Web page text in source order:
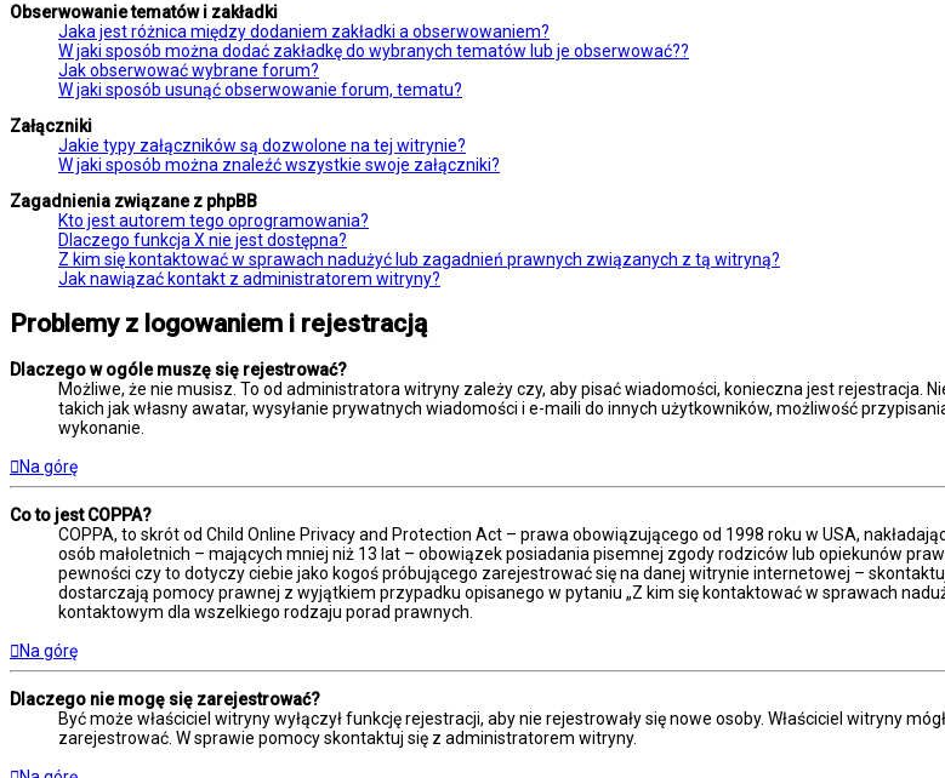
Obserwowanie tematów i zakładki
Jaka jest różnica między dodaniem zakładki a obserwowaniem?
W jaki sposób można dodać zakładkę do wybranych tematów lub je obserwować??
Jak obserwować wybrane forum?
W jaki sposób usunąć obserwowanie forum, tematu?
Załączniki
Jakie typy załączników są dozwolone na tej witrynie?
W jaki sposób można znaleźć wszystkie swoje załączniki?
Zagadnienia związane z phpBB
Kto jest autorem tego oprogramowania?
Dlaczego funkcja X nie jest dostępna?
Z kim się kontaktować w sprawach nadużyć lub zagadnień prawnych związanych z tą witryną?
Jak nawiązać kontakt z administratorem witryny?
Problemy z logowaniem i rejestracją
Dlaczego w ogóle muszę się rejestrować?
Możliwe, że nie musisz. To od administratora witryny zależy czy, aby pisać wiadomości, konieczna jest rejestracja.
takich jak własny awatar, wysyłanie prywatnych wiadomości i e-maili do innych użytkowników, możliwość
wykonanie.
Na górę
Co to jest COPPA?
COPPA, to skrót od Child Online Privacy and Protection Act – prawa obowiązującego od 1998 roku w USA,
osób małoletnich – mających mniej niż 13 lat – obowiązek posiadania pisemnej zgody rodziców lub opiekunów
pewności czy to dotyczy ciebie jako kogoś próbującego zarejestrować się na danej witrynie internetowej –
dostarczają pomocy prawnej z wyjątkiem przypadku opisanego w pytaniu „Z kim się kontaktować w sprawach
kontaktowym dla wszelkiego rodzaju porad prawnych.
Na górę
Dlaczego nie mogę się zarejestrować?
Być może właściciel witryny wyłączył funkcję rejestracji, aby nie rejestrowały się nowe osoby. Właściciel witryny
zarejestrować. W sprawie pomocy skontaktuj się z administratorem witryny.